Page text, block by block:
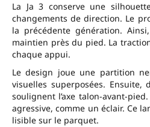
La Ja 3 conserve une
changements de direction. Le
la précédente génération.
maintien près du pied. La
chaque appui.
Le design joue une partition
visuelles superposées. Ensuite,
soulignent l’axe talon-avant-
agressive, comme un éclair. Ce
lisible sur le parquet.